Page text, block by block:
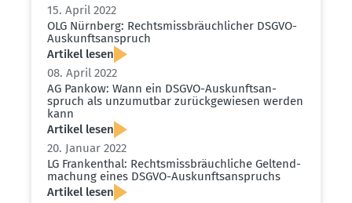
15. April 2022
OLG Nürnberg: Rechts­miss­bräuch­licher DSGVO-
Auskunfts­an­spruch
Artikel lesen
08. April 2022
AG Pankow: Wann ein DSGVO-Auskunfts­an­
spruch als unzumutbar zurück­ge­wiesen werden
kann
Artikel lesen
20. Januar 2022
LG Frankenthal: Rechts­miss­bräuch­liche Geltend­
ma­chung eines DSGVO-Auskunfts­an­spruchs
Artikel lesen